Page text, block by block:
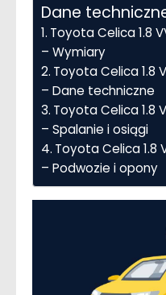
Dane
Toyota Celica 1.8
– Wymiary
Toyota Celica 1.8
– Dane techniczne
Toyota Celica 1.8
– Spalanie i osiągi
Toyota Celica 1.8
– Podwozie i opony